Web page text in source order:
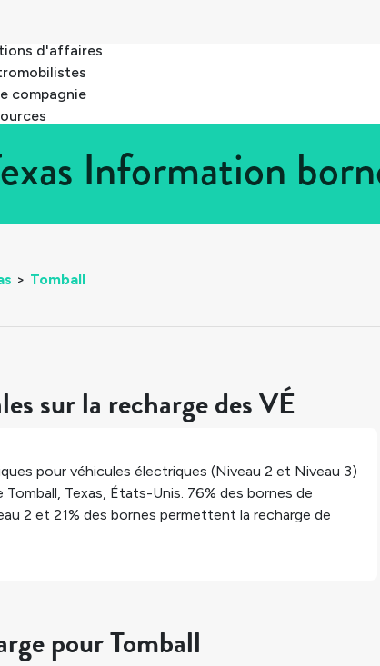
d'affaires
compagnie
Information
> Tomball
sur la recharge des VÉ
pour véhicules électriques (Niveau 2 et Niveau 3)
Tomball, Texas, États-Unis. 76% des bornes de
2 et 21% des bornes permettent la recharge de
pour Tomball